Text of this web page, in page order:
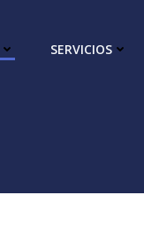
SERVICIOS